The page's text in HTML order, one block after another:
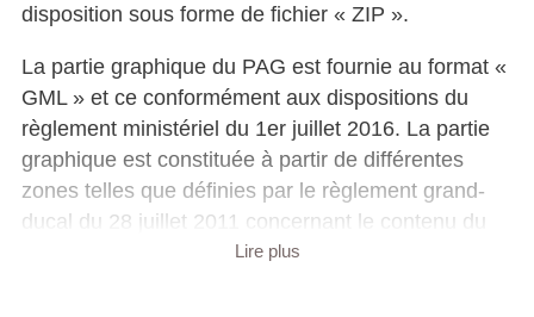
disposition sous forme de fichier « ZIP ».
La partie graphique du PAG est fournie au format «
GML » et ce conformément aux dispositions du
règlement ministériel du 1er juillet 2016. La partie
graphique est constituée à partir de différentes
zones telles que définies par le règlement grand-
ducal du 28 juillet 2011 concernant le contenu du
plan d’aménagement général d’une commune.
Lire plus